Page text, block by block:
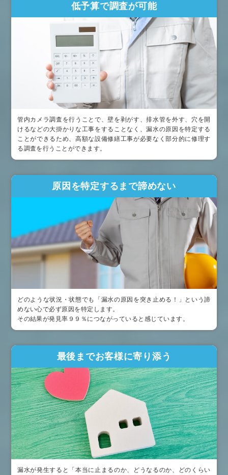
低予算で調査が可能
管内カメラ調査を行うことで、壁を剥がす、排水管を外す、穴を開
けるなどの大掛かりな工事をすることなく、漏水の原因を特定する
ことができるため、高額な設備修繕工事が必要なく部分的に修理す
る調査を行うことができます。
原因を特定するまで諦めない
どのような状況・状態でも「漏水の原因を突き止める！」という諦
めない心で必ず原因を特定します。
その結果が発見率９９％につながっていると感じています。
最後までお客様に寄り添う
漏水が発生すると「本当に止まるのか、どうなるのか、どのくらい